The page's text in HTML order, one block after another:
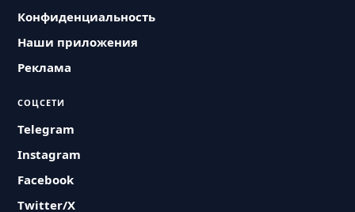
Конфиденциальность
Наши приложения
Реклама
СОЦСЕТИ
Telegram
Instagram
Facebook
Twitter/X